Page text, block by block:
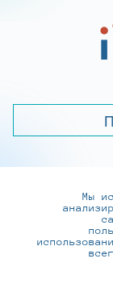
+7
127273, г.
Мы